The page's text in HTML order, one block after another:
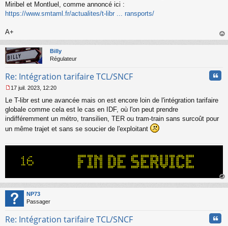
Miribel et Montluel, comme annoncé ici :
https://www.smtaml.fr/actualites/t-libr ... ransports/
A+
au
Billy
Régulateur
Re: Intégration tarifaire TCL/SNCF
e
s
s
g
n
u
17 juil. 2023, 12:20
Le T-libr est une avancée mais on est encore loin de l'intégration tarifaire
globale comme cela est le cas en IDF, où l'on peut prendre
indifféremment un métro, transilien, TER ou tram-train sans surcoût pour
un même trajet et sans se soucier de l'exploitant
au
NP73
Passager
Re: Intégration tarifaire TCL/SNCF